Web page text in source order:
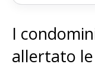
I
allertato le